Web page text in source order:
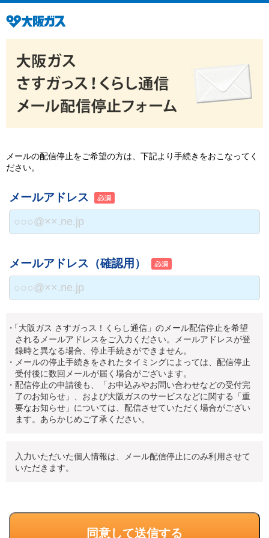
メールの配信停止をご希望の方は、下記より手続きをおこなってく
ださい。
メールアドレス
メールアドレス（確認用）
・「大阪ガス さすガっス！くらし通信」のメール配信停止を希望
されるメールアドレスをご入力ください。メールアドレスが登
録時と異なる場合、停止手続きができません。
・メールの停止手続きをされたタイミングによっては、配信停止
受付後に数回メールが届く場合がございます。
・配信停止の申請後も、「お申込みやお問い合わせなどの受付完
了のお知らせ」、および大阪ガスのサービスなどに関する「重
要なお知らせ」については、配信させていただく場合がござい
ます。あらかじめご了承ください。
入力いただいた個人情報は、メール配信停止にのみ利用させて
いただきます。